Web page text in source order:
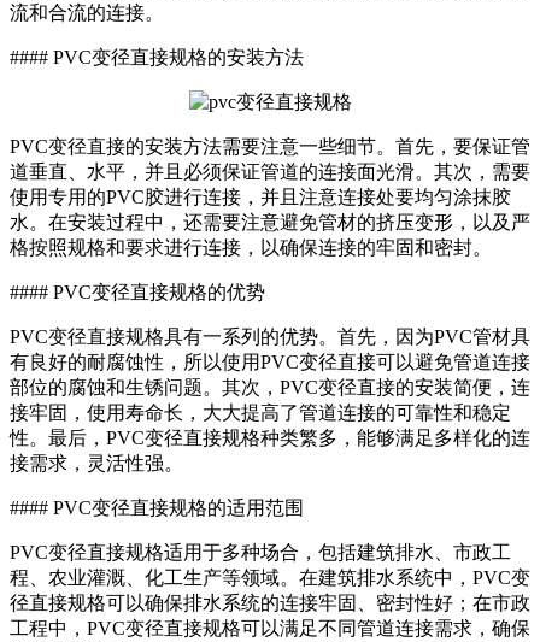
流和合流的连接。
#### PVC变径直接规格的安装方法
PVC变径直接的安装方法需要注意一些细节。首先，要保证管
道垂直、水平，并且必须保证管道的连接面光滑。其次，需要
使用专用的PVC胶进行连接，并且注意连接处要均匀涂抹胶
水。在安装过程中，还需要注意避免管材的挤压变形，以及严
格按照规格和要求进行连接，以确保连接的牢固和密封。
#### PVC变径直接规格的优势
PVC变径直接规格具有一系列的优势。首先，因为PVC管材具
有良好的耐腐蚀性，所以使用PVC变径直接可以避免管道连接
部位的腐蚀和生锈问题。其次，PVC变径直接的安装简便，连
接牢固，使用寿命长，大大提高了管道连接的可靠性和稳定
性。最后，PVC变径直接规格种类繁多，能够满足多样化的连
接需求，灵活性强。
#### PVC变径直接规格的适用范围
PVC变径直接规格适用于多种场合，包括建筑排水、市政工
程、农业灌溉、化工生产等领域。在建筑排水系统中，PVC变
径直接规格可以确保排水系统的连接牢固、密封性好；在市政
工程中，PVC变径直接规格可以满足不同管道连接需求，确保